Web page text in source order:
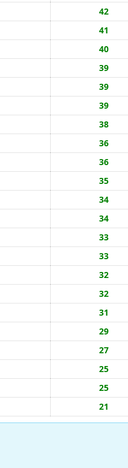
42
41
40
39
39
39
38
36
36
35
34
34
33
33
32
32
31
29
27
25
25
21